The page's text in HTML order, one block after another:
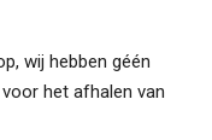
wij hebben géén
het afhalen van